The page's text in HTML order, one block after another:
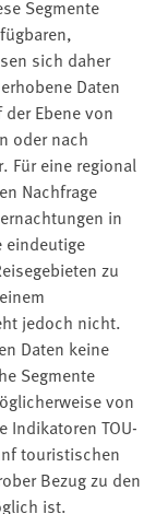
Segmente
sich daher
Daten
Ebene von
oder nach
Für eine regional
Nachfrage
in
eindeutige
zu
jedoch nicht.
Daten keine
Segmente
von
Indikatoren TOU-
touristischen
Bezug zu den
ist.